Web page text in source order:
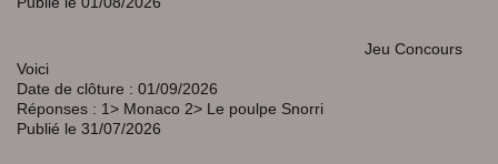
Jeu Concours
Voici
Date de clôture : 01/09/2026
Réponses : 1> Monaco 2> Le poulpe Snorri
Publié le 31/07/2026